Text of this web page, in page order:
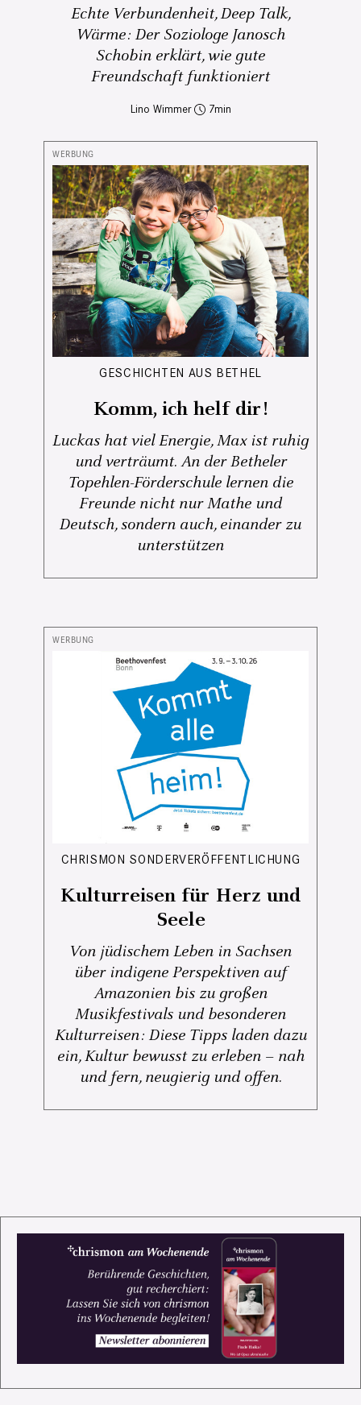
Echte Verbundenheit, Deep Talk,
Wärme: Der Soziologe Janosch
Schobin erklärt, wie gute
Freundschaft funktioniert
Lino Wimmer 7
GESCHICHTEN AUS BETHEL
Komm, ich helf dir!
Luckas hat viel Energie, Max ist ruhig
und verträumt. An der Betheler
Topehlen-Förderschule lernen die
Freunde nicht nur Mathe und
Deutsch, sondern auch, einander zu
unterstützen
CHRISMON SONDERVERÖFFENTLICHUNG
Kulturreisen für Herz und
Seele
Von jüdischem Leben in Sachsen
über indigene Perspektiven auf
Amazonien bis zu großen
Musikfestivals und besonderen
Kulturreisen: Diese Tipps laden dazu
ein, Kultur bewusst zu erleben – nah
und fern, neugierig und offen.